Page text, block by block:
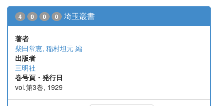
4 0 0 0 埼玉叢書
著者
柴田常恵, 稲村坦元 編
出版者
三明社
巻号頁・発行日
vol.第3巻, 1929